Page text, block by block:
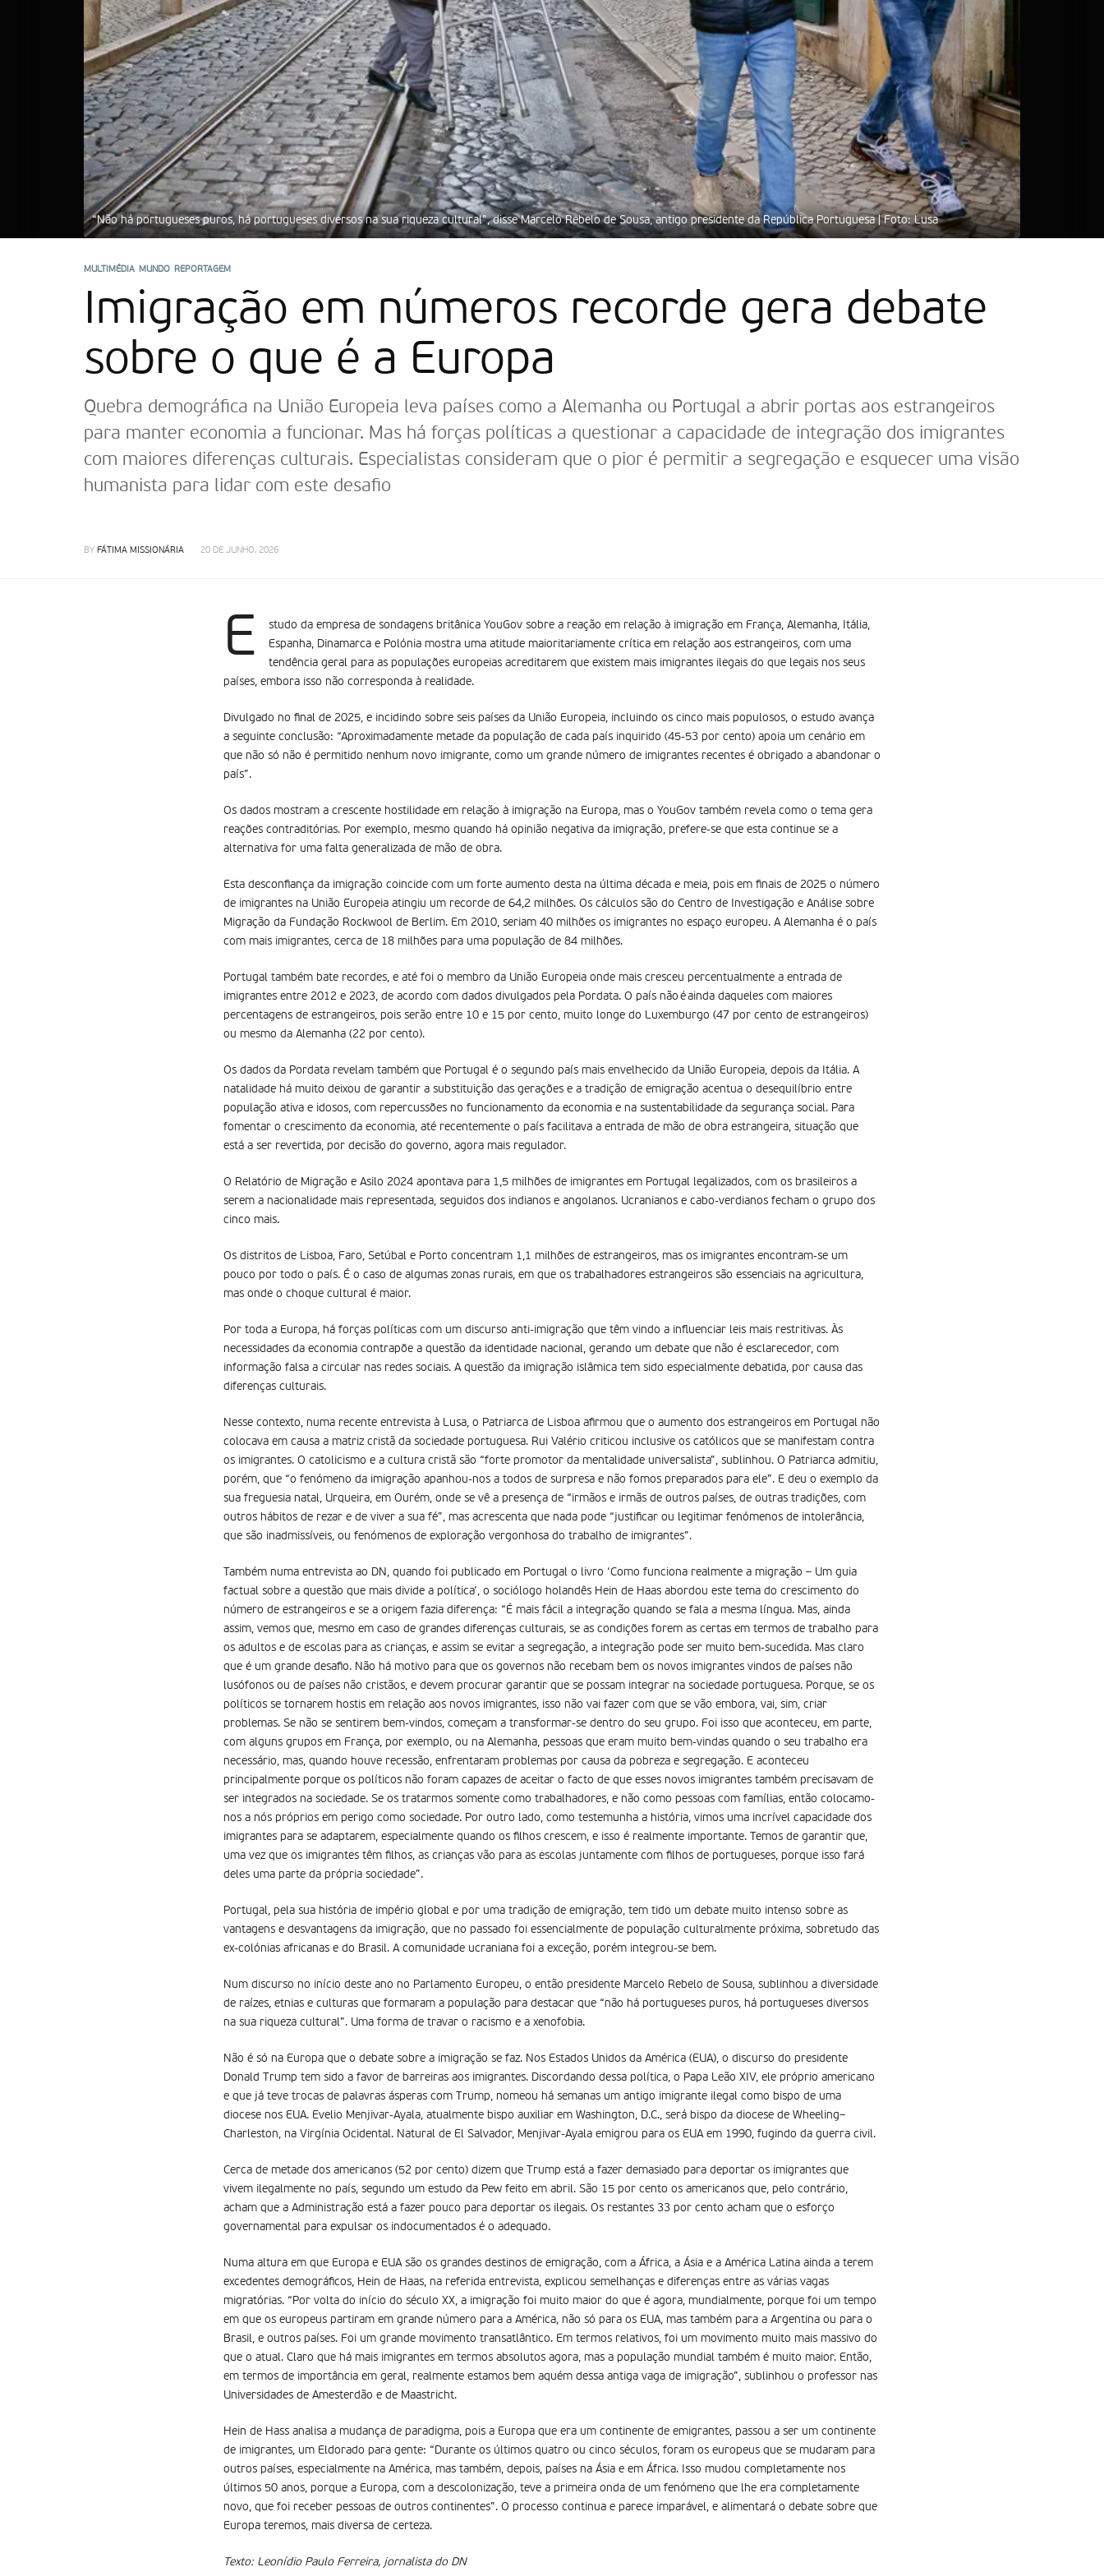
“Não há portugueses puros, há portugueses diversos na sua riqueza cultural”, disse Marcelo Rebelo de Sousa, antigo presidente da República Portuguesa | Foto: Lusa
MULTIMÉDIA MUNDO REPORTAGEM
Imigração em números recorde gera debate
sobre o que é a Europa
Quebra demográfica na União Europeia leva países como a Alemanha ou Portugal a abrir portas aos estrangeiros
para manter economia a funcionar. Mas há forças políticas a questionar a capacidade de integração dos imigrantes
com maiores diferenças culturais. Especialistas consideram que o pior é permitir a segregação e esquecer uma visão
humanista para lidar com este desafio
BY FÁTIMA MISSIONÁRIA 20 DE JUNHO, 2026
E
studo da empresa de sondagens britânica YouGov sobre a reação em relação à imigração em França, Alemanha, Itália,
Espanha, Dinamarca e Polónia mostra uma atitude maioritariamente crítica em relação aos estrangeiros, com uma
tendência geral para as populações europeias acreditarem que existem mais imigrantes ilegais do que legais nos seus
países, embora isso não corresponda à realidade.
Divulgado no final de 2025, e incidindo sobre seis países da União Europeia, incluindo os cinco mais populosos, o estudo avança
a seguinte conclusão: “Aproximadamente metade da população de cada país inquirido (45-53 por cento) apoia um cenário em
que não só não é permitido nenhum novo imigrante, como um grande número de imigrantes recentes é obrigado a abandonar o
país”.
Os dados mostram a crescente hostilidade em relação à imigração na Europa, mas o YouGov também revela como o tema gera
reações contraditórias. Por exemplo, mesmo quando há opinião negativa da imigração, prefere-se que esta continue se a
alternativa for uma falta generalizada de mão de obra.
Esta desconfiança da imigração coincide com um forte aumento desta na última década e meia, pois em finais de 2025 o número
de imigrantes na União Europeia atingiu um recorde de 64,2 milhões. Os cálculos são do Centro de Investigação e Análise sobre
Migração da Fundação Rockwool de Berlim. Em 2010, seriam 40 milhões os imigrantes no espaço europeu. A Alemanha é o país
com mais imigrantes, cerca de 18 milhões para uma população de 84 milhões.
Portugal também bate recordes, e até foi o membro da União Europeia onde mais cresceu percentualmente a entrada de
imigrantes entre 2012 e 2023, de acordo com dados divulgados pela Pordata. O país não é ainda daqueles com maiores
percentagens de estrangeiros, pois serão entre 10 e 15 por cento, muito longe do Luxemburgo (47 por cento de estrangeiros)
ou mesmo da Alemanha (22 por cento).
Os dados da Pordata revelam também que Portugal é o segundo país mais envelhecido da União Europeia, depois da Itália. A
natalidade há muito deixou de garantir a substituição das gerações e a tradição de emigração acentua o desequilíbrio entre
população ativa e idosos, com repercussões no funcionamento da economia e na sustentabilidade da segurança social. Para
fomentar o crescimento da economia, até recentemente o país facilitava a entrada de mão de obra estrangeira, situação que
está a ser revertida, por decisão do governo, agora mais regulador.
O Relatório de Migração e Asilo 2024 apontava para 1,5 milhões de imigrantes em Portugal legalizados, com os brasileiros a
serem a nacionalidade mais representada, seguidos dos indianos e angolanos. Ucranianos e cabo-verdianos fecham o grupo dos
cinco mais.
Os distritos de Lisboa, Faro, Setúbal e Porto concentram 1,1 milhões de estrangeiros, mas os imigrantes encontram-se um
pouco por todo o país. É o caso de algumas zonas rurais, em que os trabalhadores estrangeiros são essenciais na agricultura,
mas onde o choque cultural é maior.
Por toda a Europa, há forças políticas com um discurso anti-imigração que têm vindo a influenciar leis mais restritivas. Às
necessidades da economia contrapõe a questão da identidade nacional, gerando um debate que não é esclarecedor, com
informação falsa a circular nas redes sociais. A questão da imigração islâmica tem sido especialmente debatida, por causa das
diferenças culturais.
Nesse contexto, numa recente entrevista à Lusa, o Patriarca de Lisboa afirmou que o aumento dos estrangeiros em Portugal não
colocava em causa a matriz cristã da sociedade portuguesa. Rui Valério criticou inclusive os católicos que se manifestam contra
os imigrantes. O catolicismo e a cultura cristã são “forte promotor da mentalidade universalista”, sublinhou. O Patriarca admitiu,
porém, que “o fenómeno da imigração apanhou-nos a todos de surpresa e não fomos preparados para ele”. E deu o exemplo da
sua freguesia natal, Urqueira, em Ourém, onde se vê a presença de “irmãos e irmãs de outros países, de outras tradições, com
outros hábitos de rezar e de viver a sua fé”, mas acrescenta que nada pode “justificar ou legitimar fenómenos de intolerância,
que são inadmissíveis, ou fenómenos de exploração vergonhosa do trabalho de imigrantes”.
Também numa entrevista ao DN, quando foi publicado em Portugal o livro ‘Como funciona realmente a migração – Um guia
factual sobre a questão que mais divide a política’, o sociólogo holandês Hein de Haas abordou este tema do crescimento do
número de estrangeiros e se a origem fazia diferença: “É mais fácil a integração quando se fala a mesma língua. Mas, ainda
assim, vemos que, mesmo em caso de grandes diferenças culturais, se as condições forem as certas em termos de trabalho para
os adultos e de escolas para as crianças, e assim se evitar a segregação, a integração pode ser muito bem-sucedida. Mas claro
que é um grande desafio. Não há motivo para que os governos não recebam bem os novos imigrantes vindos de países não
lusófonos ou de países não cristãos, e devem procurar garantir que se possam integrar na sociedade portuguesa. Porque, se os
políticos se tornarem hostis em relação aos novos imigrantes, isso não vai fazer com que se vão embora, vai, sim, criar
problemas. Se não se sentirem bem-vindos, começam a transformar-se dentro do seu grupo. Foi isso que aconteceu, em parte,
com alguns grupos em França, por exemplo, ou na Alemanha, pessoas que eram muito bem-vindas quando o seu trabalho era
necessário, mas, quando houve recessão, enfrentaram problemas por causa da pobreza e segregação. E aconteceu
principalmente porque os políticos não foram capazes de aceitar o facto de que esses novos imigrantes também precisavam de
ser integrados na sociedade. Se os tratarmos somente como trabalhadores, e não como pessoas com famílias, então colocamo-
nos a nós próprios em perigo como sociedade. Por outro lado, como testemunha a história, vimos uma incrível capacidade dos
imigrantes para se adaptarem, especialmente quando os filhos crescem, e isso é realmente importante. Temos de garantir que,
uma vez que os imigrantes têm filhos, as crianças vão para as escolas juntamente com filhos de portugueses, porque isso fará
deles uma parte da própria sociedade”.
Portugal, pela sua história de império global e por uma tradição de emigração, tem tido um debate muito intenso sobre as
vantagens e desvantagens da imigração, que no passado foi essencialmente de população culturalmente próxima, sobretudo das
ex-colónias africanas e do Brasil. A comunidade ucraniana foi a exceção, porém integrou-se bem.
Num discurso no início deste ano no Parlamento Europeu, o então presidente Marcelo Rebelo de Sousa, sublinhou a diversidade
de raízes, etnias e culturas que formaram a população para destacar que “não há portugueses puros, há portugueses diversos
na sua riqueza cultural”. Uma forma de travar o racismo e a xenofobia.
Não é só na Europa que o debate sobre a imigração se faz. Nos Estados Unidos da América (EUA), o discurso do presidente
Donald Trump tem sido a favor de barreiras aos imigrantes. Discordando dessa política, o Papa Leão XIV, ele próprio americano
e que já teve trocas de palavras ásperas com Trump, nomeou há semanas um antigo imigrante ilegal como bispo de uma
diocese nos EUA. Evelio Menjivar-Ayala, atualmente bispo auxiliar em Washington, D.C., será bispo da diocese de Wheeling–
Charleston, na Virgínia Ocidental. Natural de El Salvador, Menjivar-Ayala emigrou para os EUA em 1990, fugindo da guerra civil.
Cerca de metade dos americanos (52 por cento) dizem que Trump está a fazer demasiado para deportar os imigrantes que
vivem ilegalmente no país, segundo um estudo da Pew feito em abril. São 15 por cento os americanos que, pelo contrário,
acham que a Administração está a fazer pouco para deportar os ilegais. Os restantes 33 por cento acham que o esforço
governamental para expulsar os indocumentados é o adequado.
Numa altura em que Europa e EUA são os grandes destinos de emigração, com a África, a Ásia e a América Latina ainda a terem
excedentes demográficos, Hein de Haas, na referida entrevista, explicou semelhanças e diferenças entre as várias vagas
migratórias. “Por volta do início do século XX, a imigração foi muito maior do que é agora, mundialmente, porque foi um tempo
em que os europeus partiram em grande número para a América, não só para os EUA, mas também para a Argentina ou para o
Brasil, e outros países. Foi um grande movimento transatlântico. Em termos relativos, foi um movimento muito mais massivo do
que o atual. Claro que há mais imigrantes em termos absolutos agora, mas a população mundial também é muito maior. Então,
em termos de importância em geral, realmente estamos bem aquém dessa antiga vaga de imigração”, sublinhou o professor nas
Universidades de Amesterdão e de Maastricht.
Hein de Hass analisa a mudança de paradigma, pois a Europa que era um continente de emigrantes, passou a ser um continente
de imigrantes, um Eldorado para gente: “Durante os últimos quatro ou cinco séculos, foram os europeus que se mudaram para
outros países, especialmente na América, mas também, depois, países na Ásia e em África. Isso mudou completamente nos
últimos 50 anos, porque a Europa, com a descolonização, teve a primeira onda de um fenómeno que lhe era completamente
novo, que foi receber pessoas de outros continentes”. O processo continua e parece imparável, e alimentará o debate sobre que
Europa teremos, mais diversa de certeza.
Texto: Leonídio Paulo Ferreira, jornalista do DN